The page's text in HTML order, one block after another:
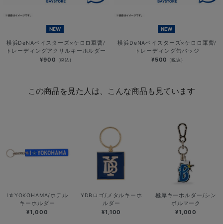
NEW
横浜DeNAベイスターズ×ケロロ軍曹/
トレーディングアクリルキーホルダー
¥900 (税込)
NEW
横浜DeNAベイスターズ×ケロロ軍曹/
トレーディング缶バッジ
¥500 (税込)
この商品を見た人は、こんな商品も見ています
I☆YOKOHAMA/ホテル
キーホルダー
¥1,000
YDBロゴ/メタルキーホ
ルダー
¥1,100
極厚キーホルダー/シン
ボルマーク
¥1,000